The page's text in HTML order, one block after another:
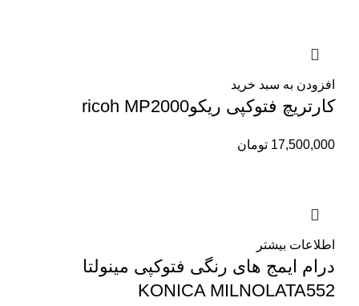
افزودن به سبد خرید
کارتریچ فتوکپی ریکوricoh MP2000
17,500,000 تومان
اطلاعات بیشتر
درام ایمج های رنگی فتوکپی مینولتا
KONICA MILNOLATA552